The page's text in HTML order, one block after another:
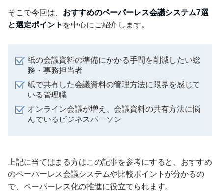
そこで今回は、 おすすめのペーパーレス会議システム7選
と選定ポイント を中心にご紹介します。
紙の会議資料の準備にかかる手間を削減したい総
務・事務担当者
紙で共有した会議資料の管理方法に限界を感じて
いる管理職
オンライン会議が増え、会議資料の共有方法に悩
んでいるビジネスパーソン
上記に当てはまる方はこの記事を参考にすると、おすすめ
のペーパーレス会議システムや比較ポイントが分かるの
で、ペーパーレス化の推進に役立てられます。